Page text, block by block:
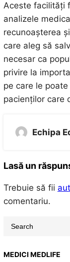
Aceste facilități
analizele
recunoașterea
care aleg să
necesar ca
privire la
pe care le
pacienților care
Echipa
Lasă un
Trebuie să fii
comentariu.
a
MEDICI MEDLIFE